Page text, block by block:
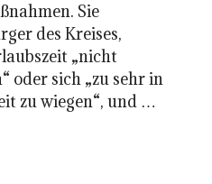
Sie
des Kreises,
„nicht
oder sich „zu sehr in
zu wiegen“, und …